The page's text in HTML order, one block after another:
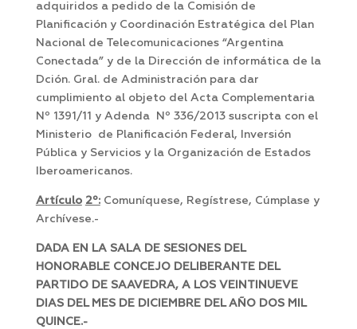
adquiridos a pedido de la Comisión de
Planificación y Coordinación Estratégica del Plan
Nacional de Telecomunicaciones “Argentina
Conectada” y de la Dirección de informática de la
Dción. Gral. de Administración para dar
cumplimiento al objeto del Acta Complementaria
Nº 1391/11 y Adenda Nº 336/2013 suscripta con el
Ministerio de Planificación Federal, Inversión
Pública y Servicios y la Organización de Estados
Iberoamericanos.
Artículo 2º:Comuníquese, Regístrese, Cúmplase y
Archívese.-
DADA EN LA SALA DE SESIONES DEL
HONORABLE CONCEJO DELIBERANTE DEL
PARTIDO DE SAAVEDRA, A LOS VEINTINUEVE
DIAS DEL MES DE DICIEMBRE DEL AÑO DOS MIL
QUINCE.-